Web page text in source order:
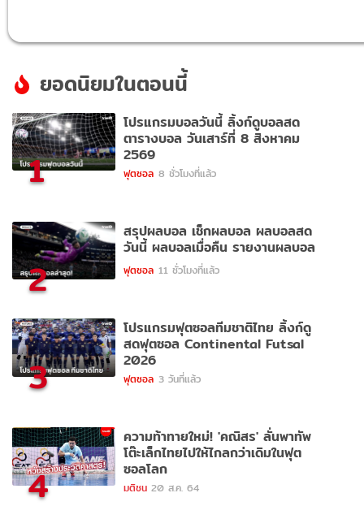
ยอดนิยมในตอนนี้
1
โปรแกรมบอลวันนี้ ลิ้งก์ดูบอลสด
ตารางบอล วันเสาร์ที่ 8 สิงหาคม
2569
ฟุตซอล 8 ชั่วโมงที่แล้ว
2
สรุปผลบอล เช็กผลบอล ผลบอลสด
วันนี้ ผลบอลเมื่อคืน รายงานผลบอล
ฟุตซอล 11 ชั่วโมงที่แล้ว
3
โปรแกรมฟุตซอลทีมชาติไทย ลิ้งก์ดู
สดฟุตซอล Continental Futsal
2026
ฟุตซอล 3 วันที่แล้ว
4
ความท้าทายใหม่! 'คณิสร' ลั่นพาทัพ
โต๊ะเล็กไทยไปให้ไกลกว่าเดิมในฟุต
ซอลโลก
มติชน 20 ส.ค. 64